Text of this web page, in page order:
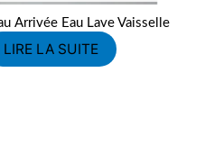
Arrivée Eau Lave Vaisselle
LIRE LA SUITE